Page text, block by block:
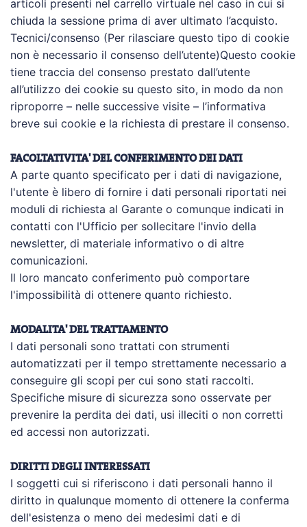
articoli presenti nel carrello virtuale nel caso in cui si
chiuda la sessione prima di aver ultimato l’acquisto.
Tecnici/consenso (Per rilasciare questo tipo di cookie
non è necessario il consenso dell’utente)Questo cookie
tiene traccia del consenso prestato dall’utente
all’utilizzo dei cookie su questo sito, in modo da non
riproporre – nelle successive visite – l’informativa
breve sui cookie e la richiesta di prestare il consenso.
FACOLTATIVITA' DEL CONFERIMENTO DEI DATI
A parte quanto specificato per i dati di navigazione,
l'utente è libero di fornire i dati personali riportati nei
moduli di richiesta al Garante o comunque indicati in
contatti con l'Ufficio per sollecitare l'invio della
newsletter, di materiale informativo o di altre
comunicazioni.
Il loro mancato conferimento può comportare
l'impossibilità di ottenere quanto richiesto.
MODALITA' DEL TRATTAMENTO
I dati personali sono trattati con strumenti
automatizzati per il tempo strettamente necessario a
conseguire gli scopi per cui sono stati raccolti.
Specifiche misure di sicurezza sono osservate per
prevenire la perdita dei dati, usi illeciti o non corretti
ed accessi non autorizzati.
DIRITTI DEGLI INTERESSATI
I soggetti cui si riferiscono i dati personali hanno il
diritto in qualunque momento di ottenere la conferma
dell'esistenza o meno dei medesimi dati e di